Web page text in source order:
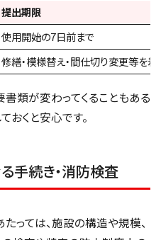
提出期限
使用開始の7日前まで
修繕・模様替え・間仕切り変更等を
類が変わってくることもある
おくと安心です。
手続き・消防検査
っては、施設の構造や規模、